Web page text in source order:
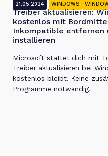
21.05.2024 WINDOWS
Treiber aktualisieren:
kostenlos mit
Inkompatible entfernen
installieren
Microsoft stattet dich mit
Treiber aktualisieren bei
kostenlos bleibt. Keine
Programme notwendig.